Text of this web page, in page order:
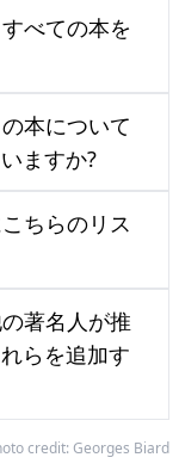
べての本を
本について
ますか?
ちらのリス
著名人が推
らを追加す
credit: Georges Biard